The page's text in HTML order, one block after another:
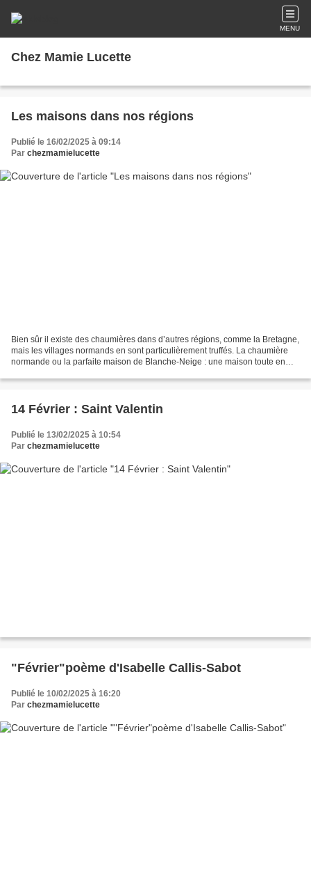
MENU
Chez Mamie Lucette
Les maisons dans nos régions
Publié le 16/02/2025 à 09:14
Par chezmamielucette
Bien sûr il existe des chaumières dans d’autres régions, comme la Bretagne,
mais les villages normands en sont particulièrement truffés. La chaumière
normande ou la parfaite maison de Blanche-Neige : une maison toute en
14 Février : Saint Valentin
Publié le 13/02/2025 à 10:54
Par chezmamielucette
"Février"poème d'Isabelle Callis-Sabot
Publié le 10/02/2025 à 16:20
Par chezmamielucette